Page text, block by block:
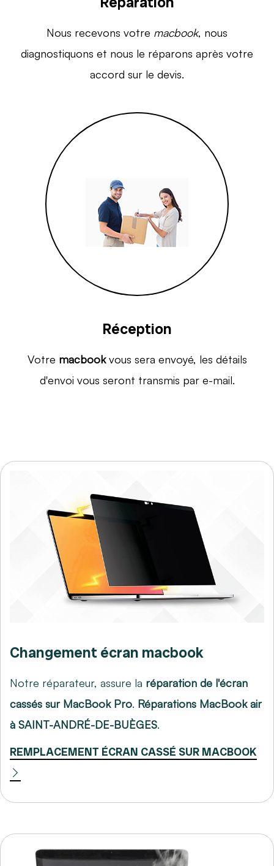
Nous recevons votre macbook, nous
diagnostiquons et nous le réparons après votre
accord sur le devis.
Réception
Votre macbookvous sera envoyé, les détails
d'envoi vous seront transmis par e-mail.
Changement écran macbook
Notre réparateur, assure la réparation de l'écran
cassés sur MacBook Pro. Réparations MacBook air
à SAINT-ANDRÉ-DE-BUÈGES.
REMPLACEMENT ÉCRAN CASSÉ SUR MACBOOK